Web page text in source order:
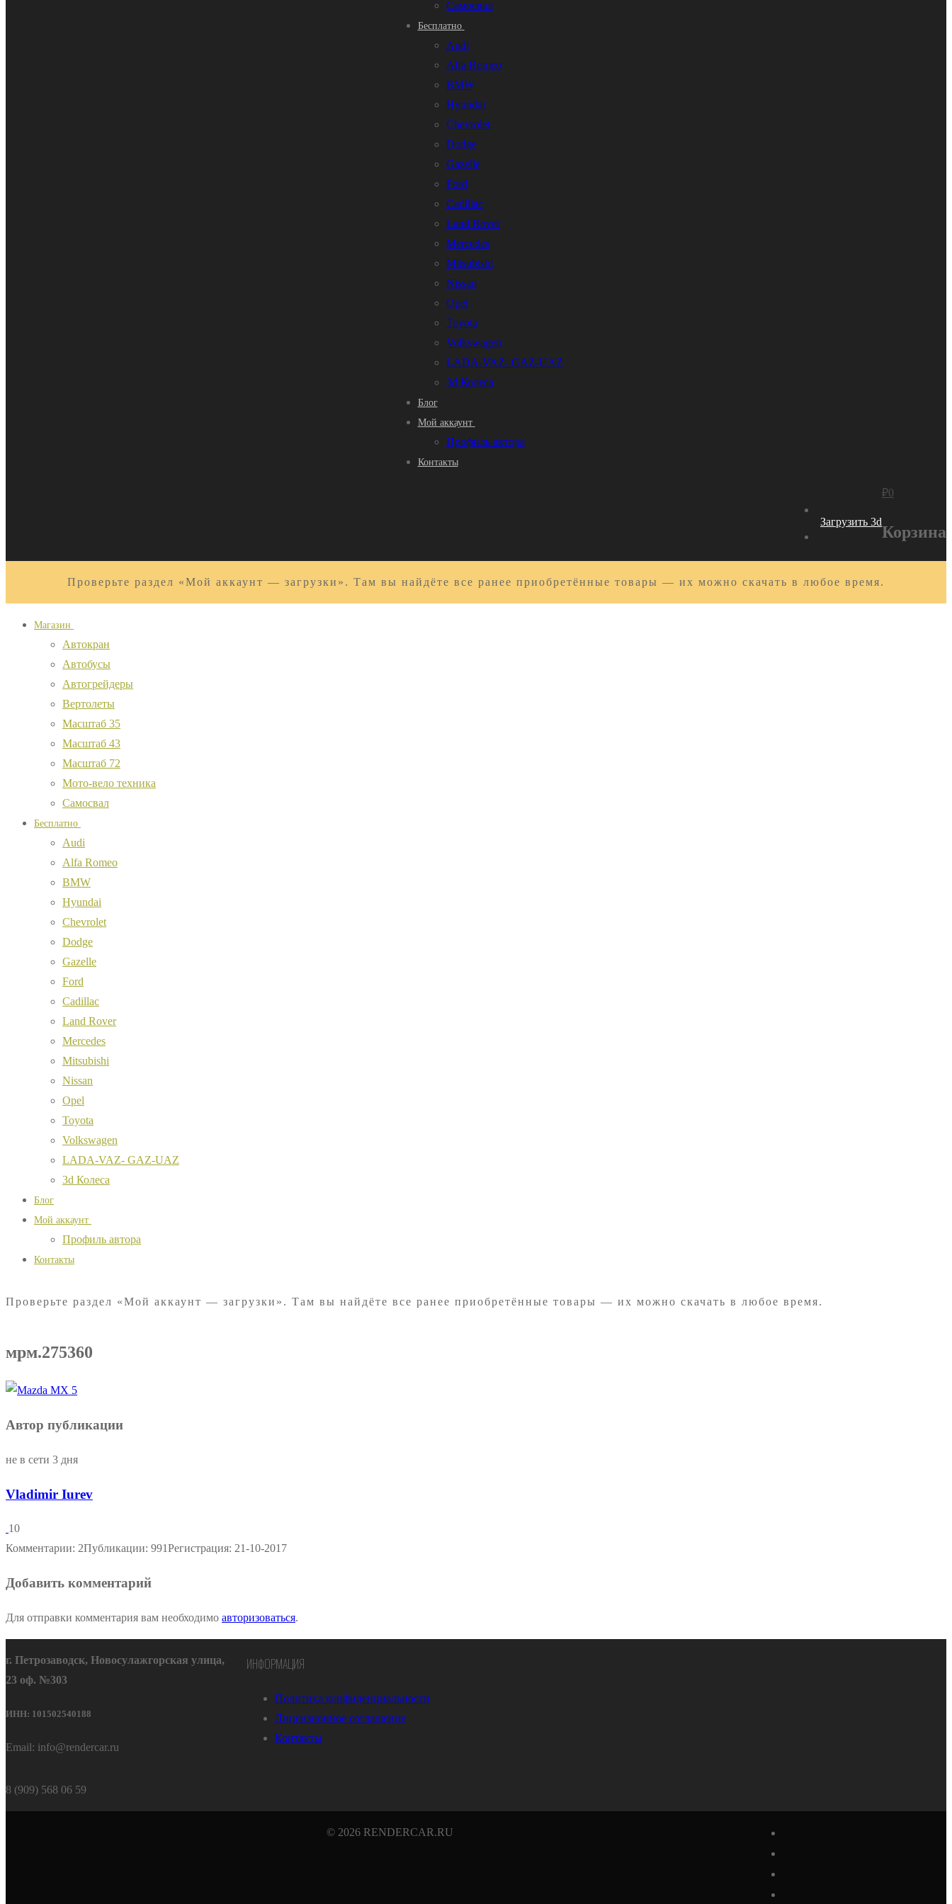
Самосвал
Бесплатно
Audi
Alfa Romeo
BMW
Hyundai
Chevrolet
Dodge
Gazelle
Ford
Cadillac
Land Rover
Mercedes
Mitsubishi
Nissan
Opel
Toyota
Volkswagen
LADA-VAZ- GAZ-UAZ
3d Колеса
Блог
Мой аккаунт
Профиль автора
Контакты
Загрузить 3d
₽0
Корзина
Проверьте раздел «Мой аккаунт — загрузки». Там вы найдёте все ранее приобретённые товары — их можно скачать в любое время.
Магазин
Автокран
Автобусы
Автогрейдеры
Вертолеты
Масштаб 35
Масштаб 43
Масштаб 72
Мото-вело техника
Самосвал
Бесплатно
Audi
Alfa Romeo
BMW
Hyundai
Chevrolet
Dodge
Gazelle
Ford
Cadillac
Land Rover
Mercedes
Mitsubishi
Nissan
Opel
Toyota
Volkswagen
LADA-VAZ- GAZ-UAZ
3d Колеса
Блог
Мой аккаунт
Профиль автора
Контакты
Проверьте раздел «Мой аккаунт — загрузки». Там вы найдёте все ранее приобретённые товары — их можно скачать в любое время.
мрм.275360
Автор публикации
не в сети 3 дня
Vladimir Iurev
10
Комментарии: 2Публикации: 991Регистрация: 21-10-2017
Добавить комментарий
Для отправки комментария вам необходимо авторизоваться.
г. Петрозаводск, Новосулажгорская улица,
23 оф. №303
ИНН: 101502540188
Email: info@rendercar.ru
8 (909) 568 06 59
ИНФОРМАЦИЯ
Политика конфиденциальности
Лицензионное соглашение
Контакты
© 2026 RENDERCAR.RU